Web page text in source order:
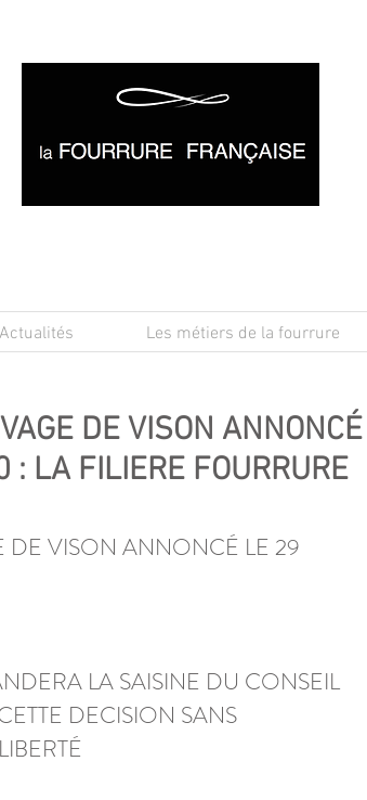
Actualités Les métiers de la fourrure
DE VISON ANNONCÉ
LA FILIERE FOURRURE
DE VISON ANNONCÉ LE 29
LA SAISINE DU CONSEIL
DECISION SANS